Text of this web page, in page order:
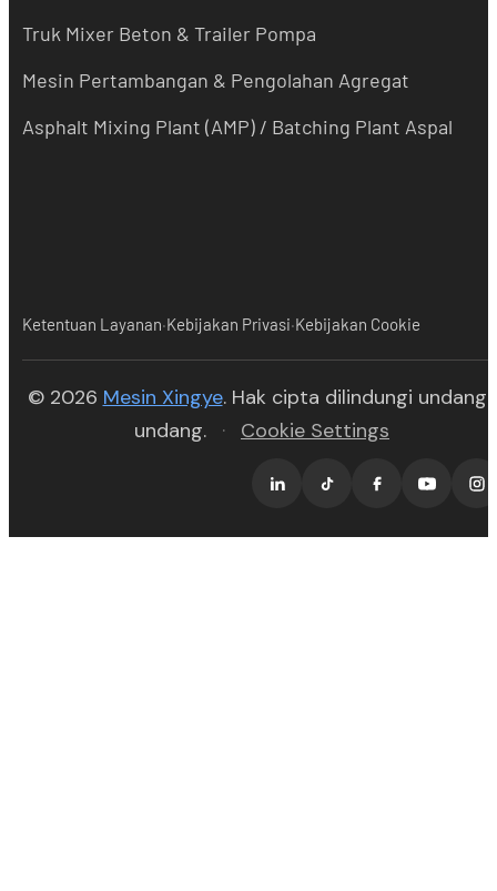
Truk Mixer Beton & Trailer Pompa
Mesin Pertambangan & Pengolahan Agregat
Asphalt Mixing Plant (AMP) / Batching Plant Aspal
Ketentuan Layanan·Kebijakan Privasi·Kebijakan Cookie
© 2026 Mesin Xingye(opens in new tab)
. Hak cipta dilindungi undang-
undang.
· Cookie Settings